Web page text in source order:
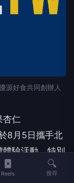
源好食共同創辦人
杏仁
8月5日攜手北
驗活動。特別
、北港鎮長參
Reels
🔍
搜尋